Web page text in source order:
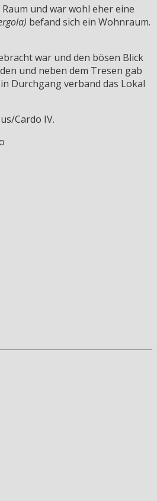
und war wohl eher eine
befand sich ein Wohnraum.
war und den bösen Blick
und neben dem Tresen gab
Durchgang verband das Lokal
Cardo IV.